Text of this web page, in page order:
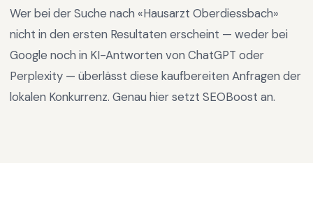
Wer bei der Suche nach «Hausarzt Oberdiessbach»
nicht in den ersten Resultaten erscheint — weder bei
Google noch in KI-Antworten von ChatGPT oder
Perplexity — überlässt diese kaufbereiten Anfragen der
lokalen Konkurrenz. Genau hier setzt SEOBoost an.